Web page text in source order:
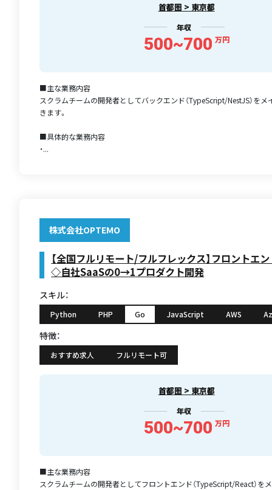
首都圏 > 東京都
年収
500~700 万円
■主な業務内容
スクラムチームの開発者としてバックエンド（TypeScript/NestJS）を
きます。
■具体的な業務内容
・...
株式会社OPTEMO
【全国フルリモート/フルフレックス】フロントエ
◇自社SaaSの0→1プロダクト開発
スキル：
Python PHP Go JavaScript AWS
特徴：
おすすめ求人 フルリモート可
首都圏 > 東京都
年収
500~700 万円
■主な業務内容
スクラムチームの開発者としてフロントエンド（TypeScript/React）を